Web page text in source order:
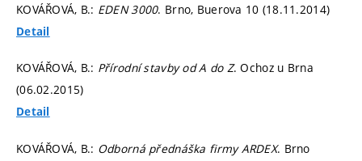
KOVÁŘOVÁ, B.: EDEN 3000. Brno, Buerova 10 (18.11.2014)
Detail
KOVÁŘOVÁ, B.: Přírodní stavby od A do Z. Ochoz u Brna
(06.02.2015)
Detail
KOVÁŘOVÁ, B.: Odborná přednáška firmy ARDEX. Brno